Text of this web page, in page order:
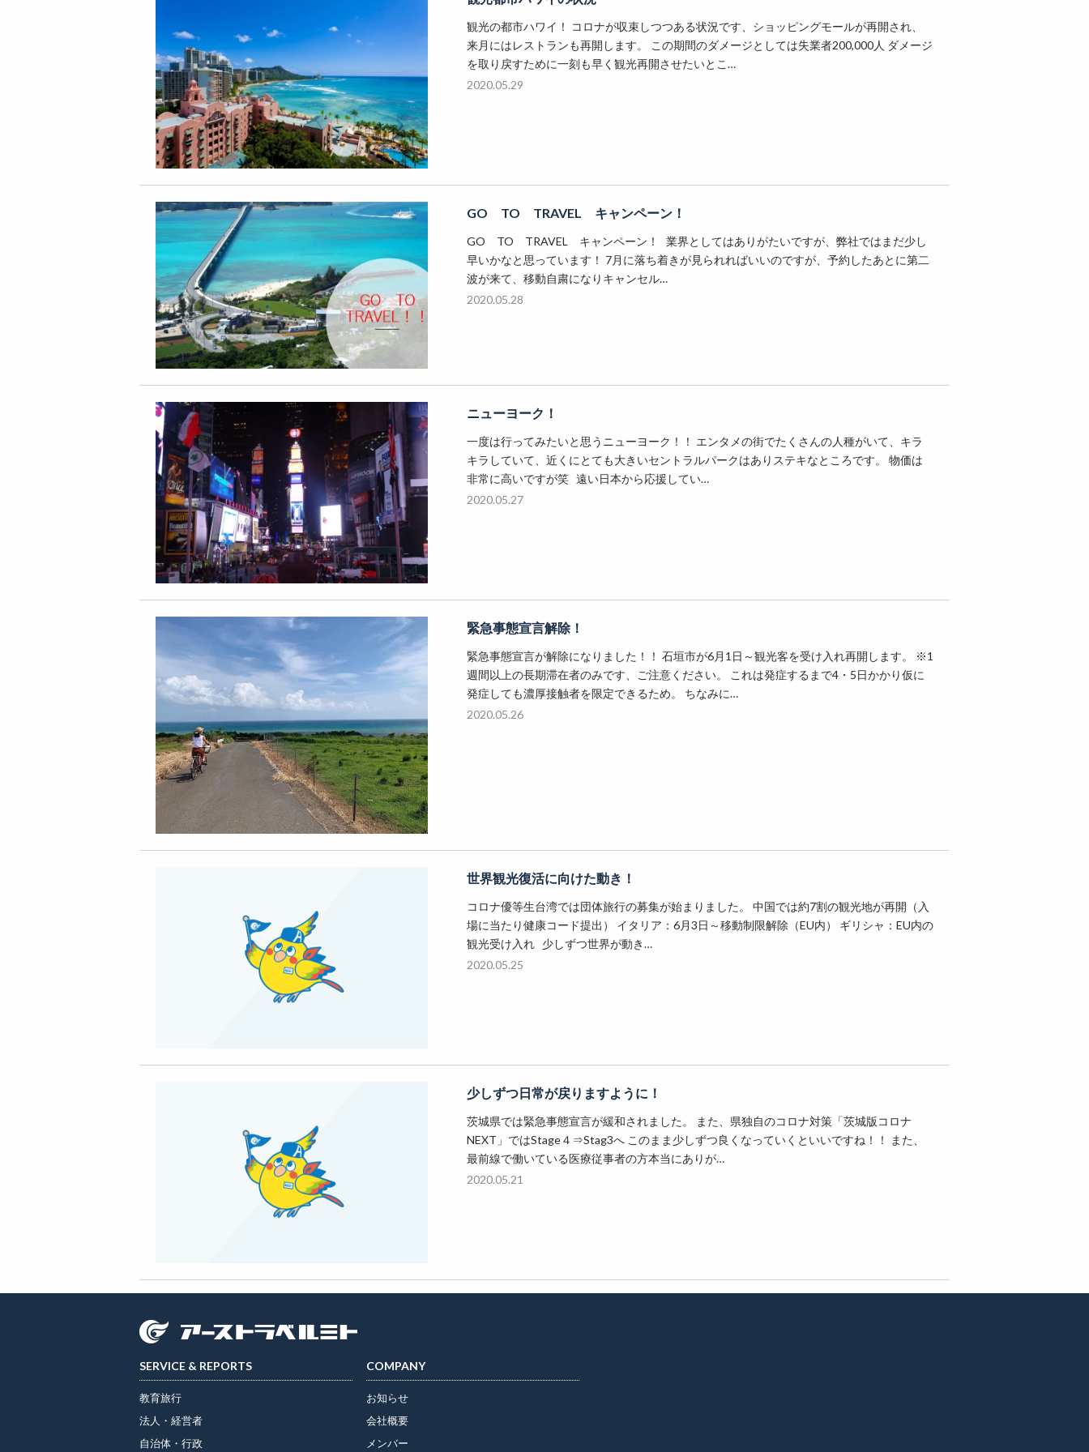
観光の都市ハワイ！ コロナが収束しつつある状況です、ショッピングモールが再開され、
来月にはレストランも再開します。 この期間のダメージとしては失業者200,000人 ダメージ
を取り戻すために一刻も早く観光再開させたいとこ…
2020.05.29
GO TO TRAVEL キャンペーン！
GO TO TRAVEL キャンペーン！ 業界としてはありがたいですが、弊社ではまだ少し
早いかなと思っています！ 7月に落ち着きが見られればいいのですが、予約したあとに第二
波が来て、移動自粛になりキャンセル…
2020.05.28
ニューヨーク！
一度は行ってみたいと思うニューヨーク！！ エンタメの街でたくさんの人種がいて、キラ
キラしていて、近くにとても大きいセントラルパークはありステキなところです。 物価は
非常に高いですが笑 遠い日本から応援してい…
2020.05.27
緊急事態宣言解除！
緊急事態宣言が解除になりました！！ 石垣市が6月1日～観光客を受け入れ再開します。 ※1
週間以上の長期滞在者のみです、ご注意ください。 これは発症するまで4・5日かかり仮に
発症しても濃厚接触者を限定できるため。 ちなみに…
2020.05.26
世界観光復活に向けた動き！
コロナ優等生台湾では団体旅行の募集が始まりました。 中国では約7割の観光地が再開（入
場に当たり健康コード提出） イタリア：6月3日～移動制限解除（EU内） ギリシャ：EU内の
観光受け入れ 少しずつ世界が動き…
2020.05.25
少しずつ日常が戻りますように！
茨城県では緊急事態宣言が緩和されました。 また、県独自のコロナ対策「茨城版コロナ
NEXT」ではStage４⇒Stag3へ このまま少しずつ良くなっていくといいですね！！ また、
最前線で働いている医療従事者の方本当にありが…
2020.05.21
SERVICE & REPORTS
教育旅行
法人・経営者
自治体・行政
COMPANY
お知らせ
会社概要
メンバー